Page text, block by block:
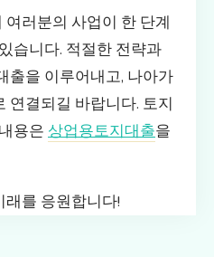
러분의 사업이 한 단계
습니다. 적절한 전략과
출을 이루어내고, 나아가
연결되길 바랍니다. 토지
용은 상업용토지대출을
를 응원합니다!